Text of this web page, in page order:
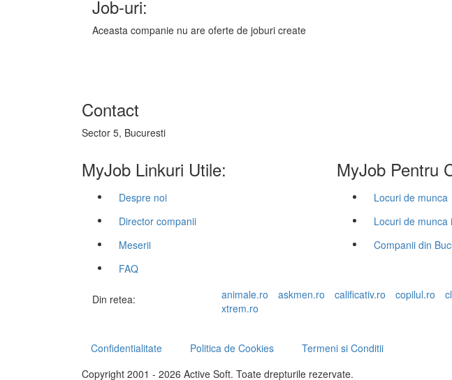
Job-uri:
Aceasta companie nu are oferte de joburi create
Contact
Sector 5, Bucuresti
MyJob Linkuri Utile:
Despre noi
Director companii
Meserii
FAQ
MyJob Pentru
Locuri de munca
Locuri de munca
Companii din
Din retea: animale.ro askmen.ro calificativ.ro copilul.ro
xtrem.ro
Confidentialitate Politica de Cookies
Termeni si Conditii
Copyright 2001 - 2026 Active Soft. Toate drepturile rezervate.